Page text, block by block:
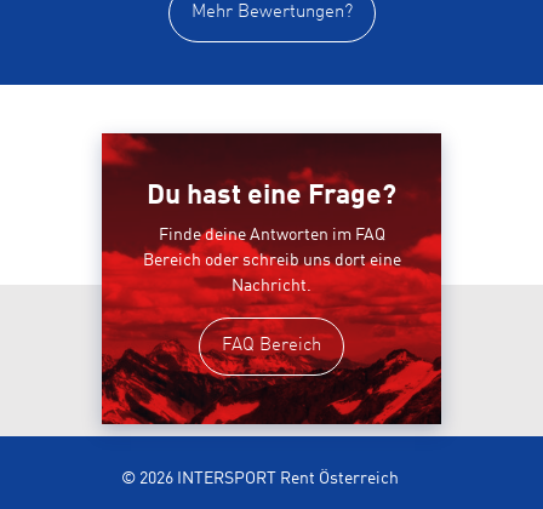
Mehr Bewertungen?
Du hast eine Frage?
Finde deine Antworten im FAQ
Bereich oder schreib uns dort eine
Nachricht.
FAQ Bereich
© 2026 INTERSPORT Rent Österreich